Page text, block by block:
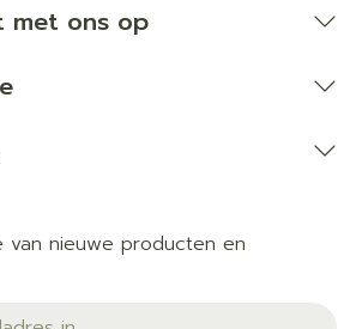
met ons op
nieuwe producten en